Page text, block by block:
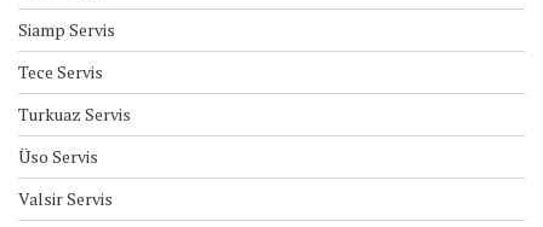
Siamp Servis
Tece Servis
Turkuaz Servis
Üso Servis
Valsir Servis